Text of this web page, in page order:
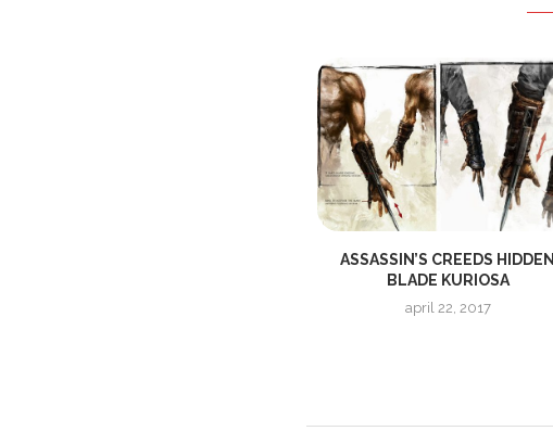
ASSASSIN’S CREEDS HIDDEN
BLADE KURIOSA
april 22, 2017